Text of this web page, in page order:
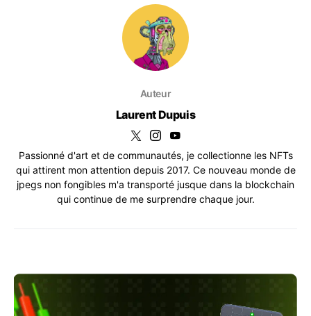
Auteur
Laurent Dupuis
Passionné d'art et de communautés, je collectionne les NFTs
qui attirent mon attention depuis 2017. Ce nouveau monde de
jpegs non fongibles m'a transporté jusque dans la blockchain
qui continue de me surprendre chaque jour.